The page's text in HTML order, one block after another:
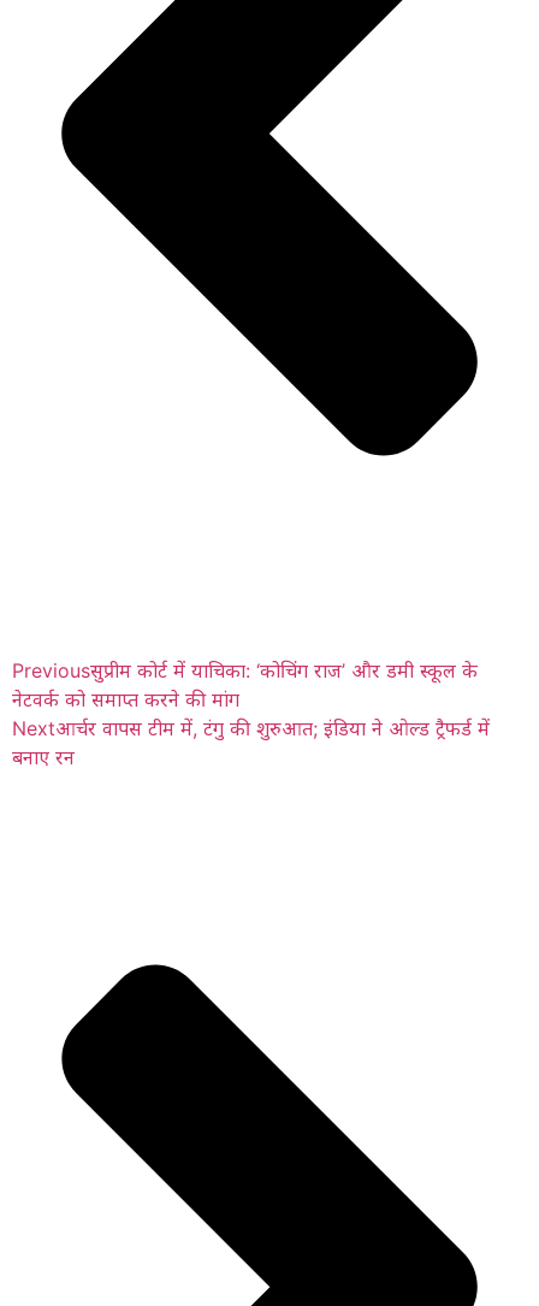
Previousसुप्रीम कोर्ट में याचिका: ‘कोचिंग राज’ और डमी स्कूल के
नेटवर्क को समाप्त करने की मांग
Nextआर्चर वापस टीम में, टंगु की शुरुआत; इंडिया ने ओल्ड ट्रैफर्ड में
बनाए रन